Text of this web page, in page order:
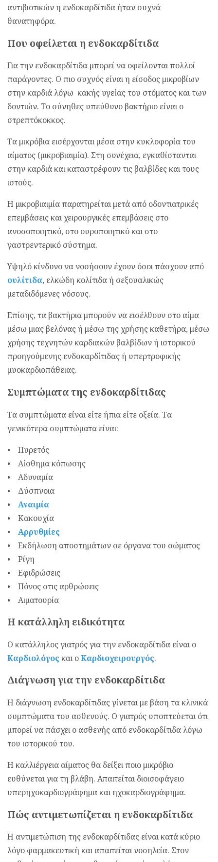
αντιβιοτικών η ενδοκαρδίτιδα ήταν συχνά
θανατηφόρα.
Που οφείλεται η ενδοκαρδίτιδα
Για την ενδοκαρδίτιδα μπορεί να οφείλονται πολλοί
παράγοντες. Ο πιο συχνός είναι η είσοδος μικροβίων
στην καρδιά λόγω κακής υγείας του στόματος και των
δοντιών. Το σύνηθες υπεύθυνο βακτήριο είναι ο
στρεπτόκοκκος.
Τα μικρόβια εισέρχονται μέσα στην κυκλοφορία του
αίματος (μικροβιαιμία). Στη συνέχεια, εγκαθίστανται
στην καρδιά και καταστρέφουν τις βαλβίδες και τους
ιστούς.
Η μικροβιαιμία παρατηρείται μετά από οδοντιατρικές
επεμβάσεις και χειρουργικές επεμβάσεις στο
ανοσοποιητικό, στο ουροποιητικό και στο
γαστρεντερικό σύστημα.
Υψηλό κίνδυνο να νοσήσουν έχουν όσοι πάσχουν από
ουλίτιδα, ελκώδη κολίτιδα ή σεξουαλικώς
μεταδιδόμενες νόσους.
Επίσης, τα βακτήρια μπορούν να εισέλθουν στο αίμα
μέσω μιας βελόνας ή μέσω της χρήσης καθετήρα, μέσω
χρήσης τεχνητών καρδιακών βαλβίδων ή ιστορικού
προηγούμενης ενδοκαρδίτιδας ή υπερτροφικής
μυοκαρδιοπάθειας.
Συμπτώματα της ενδοκαρδίτιδας
Τα συμπτώματα είναι είτε ήπια είτε οξεία. Τα
γενικότερα συμπτώματα είναι:
• Πυρετός
• Αίσθημα κόπωσης
• Αδυναμία
• Δύσπνοια
•
Αναιμία
• Κακουχία
• Αρρυθμίες
• Εκδήλωση αποστημάτων σε όργανα του σώματος
• Ρίγη
• Εφιδρώσεις
• Πόνος στις αρθρώσεις
• Αιματουρία
Η κατάλληλη ειδικότητα
Ο κατάλληλος γιατρός για την ενδοκαρδίτιδα είναι ο
Καρδιολόγος και οΚαρδιοχειρουργός.
Διάγνωση για την ενδοκαρδίτιδα
Η διάγνωση ενδοκαρδίτιδας γίνεται με βάση τα κλινικά
συμπτώματα του ασθενούς. Ο γιατρός υποπτεύεται ότι
μπορεί να πάσχει ο ασθενής από ενδοκαρδίτιδα λόγω
του ιστορικού του.
Η καλλιέργεια αίματος θα δείξει ποιο μικρόβιο
ευθύνεται για τη βλάβη. Απαιτείται διοισοφάγειο
υπερηχοκαρδιογράφημα και ηχοκαρδιογράφημα.
Πώς αντιμετωπίζεται η ενδοκαρδίτιδα
Η αντιμετώπιση της ενδοκαρδίτιδας είναι κατά κύριο
λόγο φαρμακευτική και απαιτείται νοσηλεία. Στον